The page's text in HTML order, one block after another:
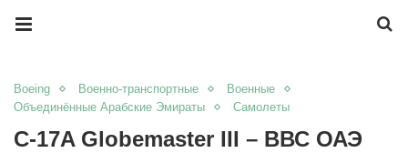
Boeing Военно-транспортные
Военные
Объединённые Арабские Эмираты
Самолеты
C-17A Globemaster III – ВВС ОАЭ